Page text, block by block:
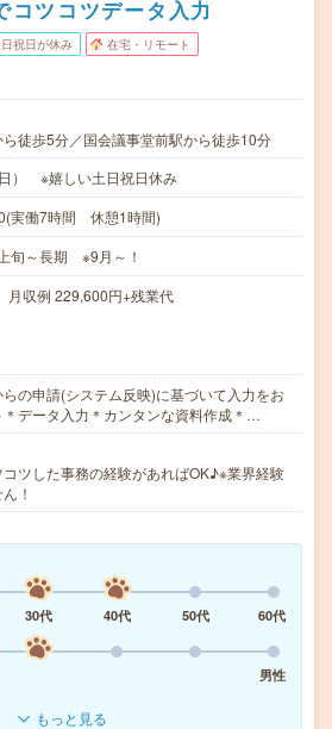
コツコツデータ入力
日祝日が休み 在宅・リモート
徒歩5分／国会議事堂前駅から徒歩10分
） ※嬉しい土日祝日休み
実働7時間 休憩1時間)
旬～長期 ※9月～！
収例 229,600円+残業代
らの申請(システム反映)に基づいて入力をお
＊データ入力＊カンタンな資料作成＊…
コツした事務の経験があればOK♪※業界経験
！
30代 40代 50代
60代
男性
もっと見る